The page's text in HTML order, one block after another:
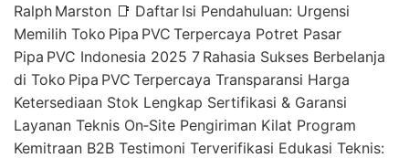
Ralph Marston 📑 Daftar Isi Pendahuluan: Urgensi
Memilih Toko Pipa PVC Terpercaya Potret Pasar
Pipa PVC Indonesia 2025 7 Rahasia Sukses Berbelanja
di Toko Pipa PVC Terpercaya Transparansi Harga
Ketersediaan Stok Lengkap Sertifikasi & Garansi
Layanan Teknis On‑Site Pengiriman Kilat Program
Kemitraan B2B Testimoni Terverifikasi Edukasi Teknis: